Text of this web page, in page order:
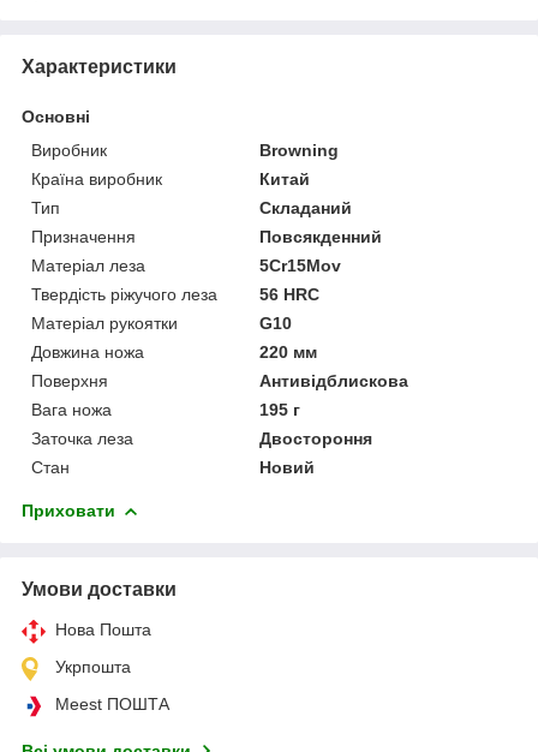
Характеристики
Основні
Виробник
Browning
Країна виробник
Китай
Тип
Складаний
Призначення
Повсякденний
Матеріал леза
5Cr15Mov
Твердість ріжучого леза
56 HRC
Матеріал рукоятки
G10
Довжина ножа
220 мм
Поверхня
Антивідблискова
Вага ножа
195 г
Заточка леза
Двостороння
Стан
Новий
Приховати
Умови доставки
Нова Пошта
Укрпошта
Meest ПОШТА